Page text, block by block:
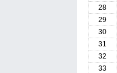
28
29
30
31
32
33